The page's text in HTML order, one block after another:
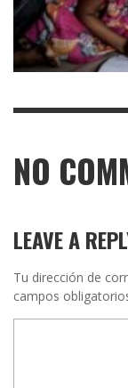
NO
LEAVE A
Tu dirección de
campos